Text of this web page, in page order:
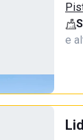
e